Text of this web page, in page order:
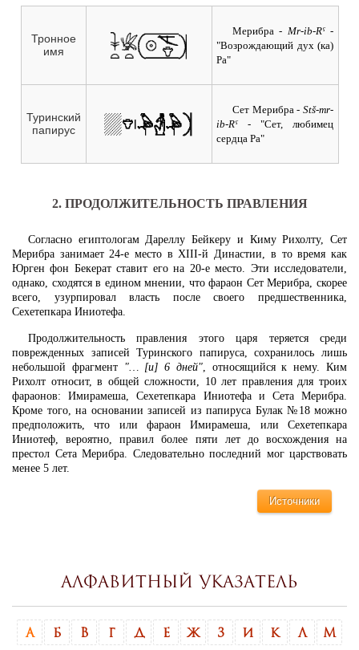
Тронное
имя
Мерибра - Mr-ib-Rˁ -
"Возрождающий дух (ка)
Ра"
Туринский
папирус
Сет Мерибра- Stš-mr-
ib-Rˁ - "Сет, любимец
сердца Ра"
2. ПРОДОЛЖИТЕЛЬНОСТЬ ПРАВЛЕНИЯ
Согласно египтологам Дареллу Бейкеру и Киму Рихолту, Сет
Мерибра занимает 24-е место в XIII-й Династии, в то время как
Юрген фон Бекерат ставит его на 20-е место. Эти исследователи,
однако, сходятся в едином мнении, что фараон Сет Мерибра, скорее
всего, узурпировал власть после своего предшественника,
Сехетепкара Иниотефа.
Продолжительность правления этого царя теряется среди
поврежденных записей Туринского папируса, сохранилось лишь
небольшой фрагмент "… [и] 6 дней", относящийся к нему. Ким
Рихолт относит, в общей сложности, 10 лет правления для троих
фараонов: Имирамеша, Сехетепкара Иниотефа и Сета Мерибра.
Кроме того, на основании записей из папируса Булак №18 можно
предположить, что или фараон Имирамеша, или Сехетепкара
Иниотеф, вероятно, правил более пяти лет до восхождения на
престол Сета Мерибра. Следовательно последний мог царствовать
менее 5 лет.
Источники
Алфавитный указатель
А Б В Г Д Е Ж З И К Л М